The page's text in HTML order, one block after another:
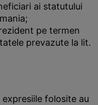
ai statutului
pe termen
prevazute la lit.
folosite au